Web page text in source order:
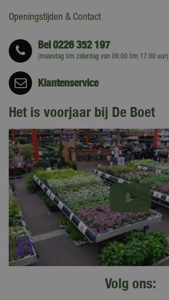
Openingstijden & Contact
Bel0226 352 197
(maandag t/m zaterdag van 09.00 t/m 17.00 uur)
Klantenservice
Het is voorjaar bij De Boet
Volg ons: